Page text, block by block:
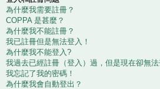
為什麼我需要註冊？
COPPA 是甚麼？
為什麼我不能註冊？
我已註冊但是無法登入！
為什麼我不能登入?
我過去已經註冊（登入）過，但是現在卻無法
我忘記了我的密碼！
為什麼我會自動登出？